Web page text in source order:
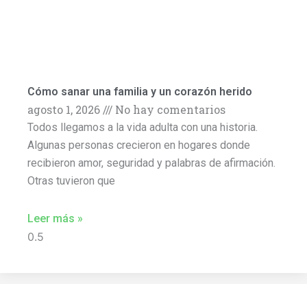
Cómo sanar una familia y un corazón herido
agosto 1, 2026 No hay comentarios
Todos llegamos a la vida adulta con una historia.
Algunas personas crecieron en hogares donde
recibieron amor, seguridad y palabras de afirmación.
Otras tuvieron que
Leer más »